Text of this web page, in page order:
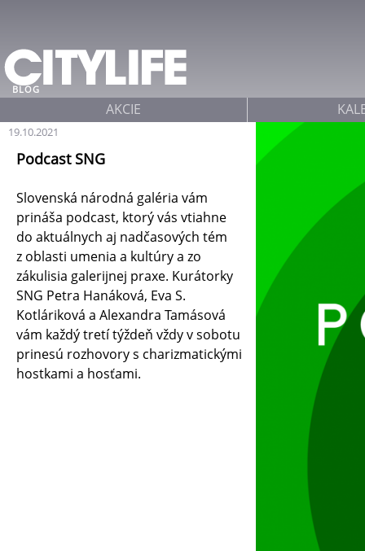
19.10.2021
BLOG
Podcast SNG
Slovenská národná galéria vám
prináša podcast, ktorý vás vtiahne
do aktuálnych aj nadčasových tém
z oblasti umenia a kultúry a zo
zákulisia galerijnej praxe. Kurátorky
SNG Petra Hanáková, Eva S.
Kotláriková a Alexandra Tamásová
vám každý tretí týždeň vždy v sobotu
prinesú rozhovory s charizmatickými
hostkami a hosťami.
AKCIE